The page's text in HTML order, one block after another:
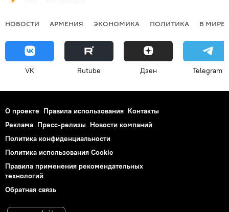
НОВОСТИ АРМЕНИЯ ЭКОНОМИКА ПОЛИТИКА В МИРЕ
VK Rutube Дзен Telegram
О проекте Правила использования Контакты
Реклама Пресс-релизы Новости компаний
Политика конфиденциальности
Политика использования Cookie
Правила применения рекомендательных
технологий
Обратная связь